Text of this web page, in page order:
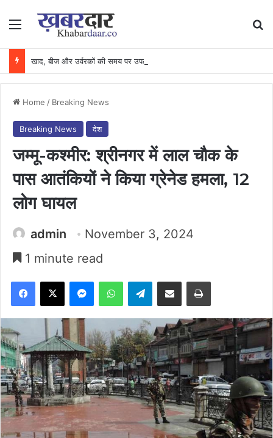
Menu
Home / Breaking News
Breaking News देश
जम्मू-कश्मीर: श्रीनगर में लाल चौक के
पास आतंकियों ने किया ग्रेनेड हमला, 12
लोग घायल
admin
November 3, 2024
1 minute read
Facebook
X MessengerWhatsAppTelegramShare via Email Print